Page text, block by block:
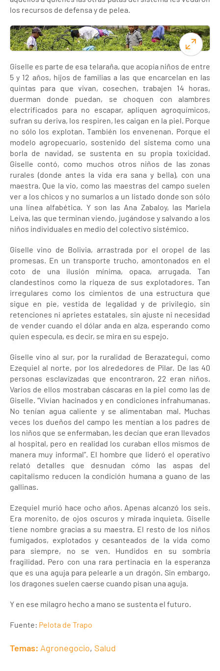
los recursos de defensa y de pelea.
Giselle es parte de esa telaraña, que acopia niños de entre
5 y 12 años, hijos de familias a las que encarcelan en las
quintas para que vivan, cosechen, trabajen 14 horas,
duerman donde puedan, se choquen con alambres
electrificados para no escapar, apliquen agroquímicos,
sufran su deriva, los respiren, les caigan en la piel. Porque
no sólo los explotan. También los envenenan. Porque el
modelo agropecuario, sostenido del sistema como una
borla de navidad, se sustenta en su propia toxicidad.
Giselle contó, como muchos otros niños de las zonas
rurales (donde antes la vida era sana y bella), con una
maestra. Que la vio, como las maestras del campo suelen
ver a los chicos y no sumarlos a un listado donde son sólo
una línea alfabética. Y son las Ana Zabaloy, las Mariela
Leiva, las que terminan viendo, jugándose y salvando a los
niños individuales en medio del colectivo sistémico.
Giselle vino de Bolivia, arrastrada por el oropel de las
promesas. En un transporte trucho, amontonados en el
coto de una ilusión mínima, opaca, arrugada. Tan
clandestinos como la riqueza de sus explotadores. Tan
irregulares como los cimientos de una estructura que
sigue en pie, vestida de legalidad y de privilegio, sin
retenciones ni aprietes estatales, sin ajuste ni necesidad
de vender cuando el dólar anda en alza, esperando como
quien especula, es decir, se mira en su espejo.
Giselle vino al sur, por la ruralidad de Berazategui, como
Ezequiel al norte, por los alrededores de Pilar. De las 40
personas esclavizadas que encontraron, 22 eran niños.
Varios de ellos mostraban cáscaras en la piel como las de
Giselle. “Vivían hacinados y en condiciones infrahumanas.
No tenían agua caliente y se alimentaban mal. Muchas
veces los dueños del campo les mentían a los padres de
los niños que se enfermaban, les decían que eran llevados
al hospital, pero en realidad los curaban ellos mismos de
manera muy informal”. El hombre que lideró el operativo
relató detalles que desnudan cómo las aspas del
capitalismo reducen la condición humana a guano de las
gallinas.
Ezequiel murió hace ocho años. Apenas alcanzó los seis.
Era morenito, de ojos oscuros y mirada inquieta. Giselle
tiene nombre gracias a su maestra. El resto de los niños
fumigados, explotados y cesanteados de la vida como
para siempre, no se ven. Hundidos en su sombría
fragilidad. Pero con una rara pertinacia en la esperanza
que es una aguja para pelearle a un dragón. Sin embargo,
los dragones suelen caerse cuando pisan una aguja.
Y en ese milagro hecho a mano se sustenta el futuro.
Fuente: Pelota de Trapo
Temas: Agronegocio, Salud